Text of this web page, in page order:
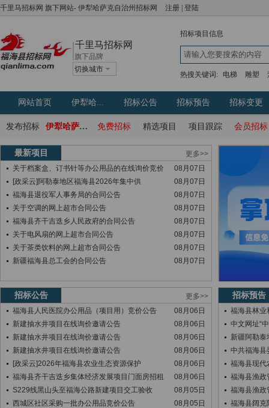
千里马招标网 旗下网站- 伊犁哈萨克自治州招标网 注册 登陆
千里马招标网
旗下品牌
切换城市
招标项目信息
热搜关键词: 电梯 雕塑
网站首页 伊犁哈... 招标公告 招标预告 招标变更
发布招标 伊犁哈萨克自治州政府采购网 免费招标 精选项目 项目跟踪 会员招标
最新项目
更多>>
关于档案盒、订书针等办公用品的在线询价竞价
08月07日
[政采云]阿勒泰地区福海县2026年集中供
08月07日
福海县退役军人事务局的合同公告
08月07日
关于空调的网上超市合同公告
08月07日
福海县齐干吉迭乡人民政府的合同公告
08月07日
关于电风扇的网上超市合同公告
08月07日
关于茶类饮料的网上超市合同公告
08月07日
新疆福海县总工会的合同公告
08月07日
招标公告
更多>>
福海县人民医院办公用品（项目用）竞价公告
08月06日
新建抽水井项目在线询价邀请公告
08月06日
新建抽水井项目在线询价邀请公告
08月06日
新建抽水井项目在线询价邀请公告
08月06日
[政采云]2026年福海县农业生态资源保护
08月06日
福海县齐干吉迭乡集体经济发展项目门面房招租
08月06日
S229线黑山头至福海公路新建项目交工验收
08月05日
西城区社区采购一批办公用品竞价公告
08月05日
招标预告
福海县林业
中文网址“
新疆阿勒
中共福海县
福海县现代
福海县渔政
福海县渔政
福海县阔克